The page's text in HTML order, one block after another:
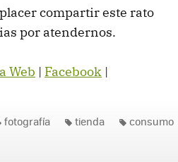
compartir este rato
por atendernos.
Web | Facebook |
fotografía tienda consumo